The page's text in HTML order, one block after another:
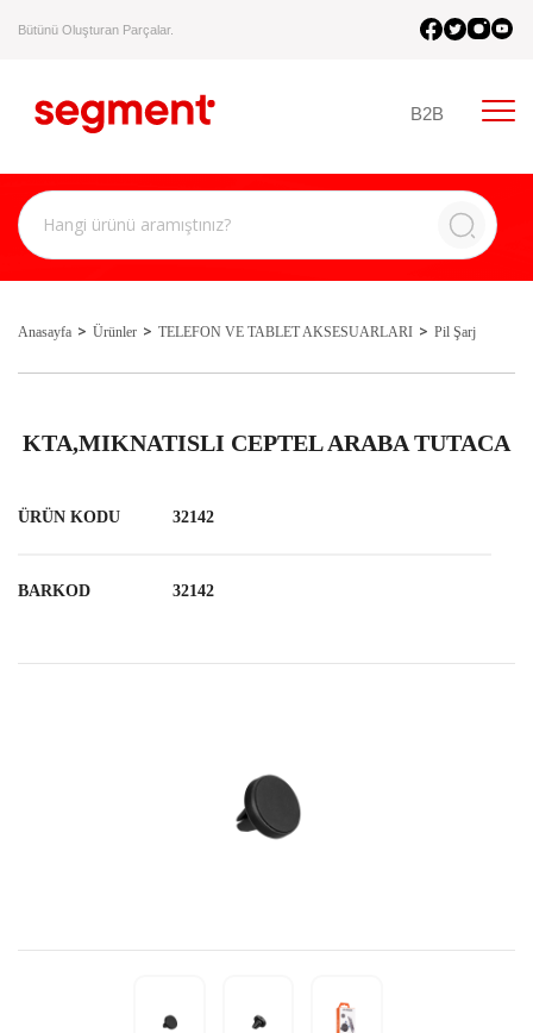
Bütünü Oluşturan Parçalar.
B2B
Anasayfa Ürünler TELEFON VE TABLET AKSESUARLARI Pil Şarj
KTA,MIKNATISLI CEPTEL ARABA TUTACA
ÜRÜN KODU 32142
BARKOD 32142